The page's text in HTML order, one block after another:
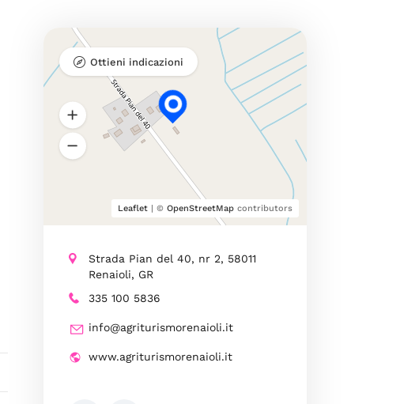
Leaflet| © OpenStreetMapcontributors
Ottieni indicazioni
Strada Pian del 40, nr 2, 58011
Renaioli, GR
335 100 5836
info@agriturismorenaioli.it
www.agriturismorenaioli.it